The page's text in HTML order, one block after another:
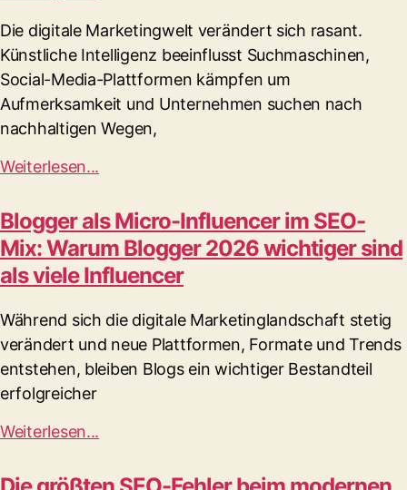
Die digitale Marketingwelt verändert sich rasant.
Künstliche Intelligenz beeinflusst Suchmaschinen,
Social-Media-Plattformen kämpfen um
Aufmerksamkeit und Unternehmen suchen nach
nachhaltigen Wegen,
Weiterlesen...
Blogger als Micro-Influencer im SEO-
Mix: Warum Blogger 2026 wichtiger sind
als viele Influencer
Während sich die digitale Marketinglandschaft stetig
verändert und neue Plattformen, Formate und Trends
entstehen, bleiben Blogs ein wichtiger Bestandteil
erfolgreicher
Weiterlesen...